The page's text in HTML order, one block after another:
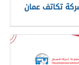
تكاتف عمان